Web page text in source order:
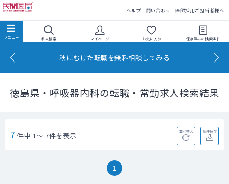
ヘルプ 問い合わせ 医師採用ご担当者様へ
求人検索 マイページ お気に入り 保存済みの検索条件
秋にむけた転職を無料相談してみる
徳島県・呼吸器内科の転職・常勤求人検索結果
7 件中 1～ 7件を表示 並べ替え 条件保存
1